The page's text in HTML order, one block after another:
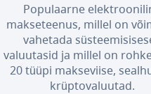
Populaarne
makseteenus, millel on
vahetada
valuutasid ja millel on
20 tüüpi makseviise,
krüptovaluutad.